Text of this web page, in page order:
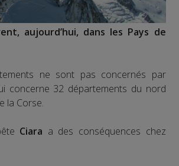
aujourd’hui, dans les Pays de
ne sont pas concernés par
concerne 32 départements du nord
la Corse.
Ciara a des conséquences chez